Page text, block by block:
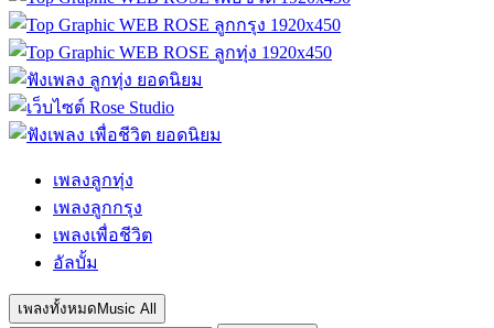
เพลงลูกทุ่ง
เพลงลูกกรุง
เพลงเพื่อชีวิต
อัลบั้ม
เพลงทั้งหมด Music All